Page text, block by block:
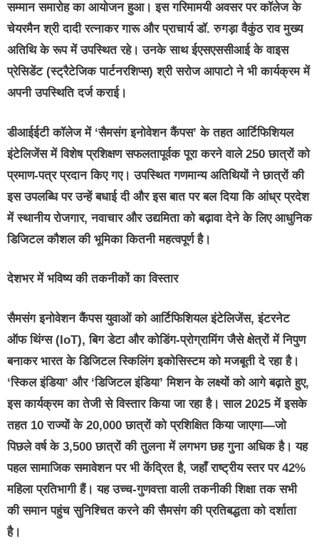
सम्मान समारोह का आयोजन हुआ। इस गरिमामयी अवसर पर कॉलेज के
चेयरमैन श्री दादी रत्नाकर गारू और प्राचार्य डॉ. रुगड़ा वैकुंठ राव मुख्य
अतिथि के रूप में उपस्थित रहे। उनके साथ ईएसएससीआई के वाइस
प्रेसिडेंट (स्ट्रैटेजिक पार्टनरशिप्स) श्री सरोज आपाटो ने भी कार्यक्रम में
अपनी उपस्थिति दर्ज कराई।
डीआईईटी कॉलेज में ‘सैमसंग इनोवेशन कैंपस’ के तहत आर्टिफिशियल
इंटेलिजेंस में विशेष प्रशिक्षण सफलतापूर्वक पूरा करने वाले 250 छात्रों को
प्रमाण-पत्र प्रदान किए गए। उपस्थित गणमान्य अतिथियों ने छात्रों की
इस उपलब्धि पर उन्हें बधाई दी और इस बात पर बल दिया कि आंध्र प्रदेश
में स्थानीय रोजगार, नवाचार और उद्यमिता को बढ़ावा देने के लिए आधुनिक
डिजिटल कौशल की भूमिका कितनी महत्वपूर्ण है।
देशभर में भविष्य की तकनीकों का विस्तार
सैमसंग इनोवेशन कैंपस युवाओं को आर्टिफिशियल इंटेलिजेंस, इंटरनेट
ऑफ थिंग्स (IoT), बिग डेटा और कोडिंग-प्रोग्रामिंग जैसे क्षेत्रों में निपुण
बनाकर भारत के डिजिटल स्किलिंग इकोसिस्टम को मजबूती दे रहा है।
‘स्किल इंडिया’ और ‘डिजिटल इंडिया’ मिशन के लक्ष्यों को आगे बढ़ाते हुए,
इस कार्यक्रम का तेजी से विस्तार किया जा रहा है। साल 2025 में इसके
तहत 10 राज्यों के 20,000 छात्रों को प्रशिक्षित किया जाएगा—जो
पिछले वर्ष के 3,500 छात्रों की तुलना में लगभग छह गुना अधिक है। यह
पहल सामाजिक समावेशन पर भी केंद्रित है, जहाँ राष्ट्रीय स्तर पर 42%
महिला प्रतिभागी हैं। यह उच्च-गुणवत्ता वाली तकनीकी शिक्षा तक सभी
की समान पहुंच सुनिश्चित करने की सैमसंग की प्रतिबद्धता को दर्शाता
है।